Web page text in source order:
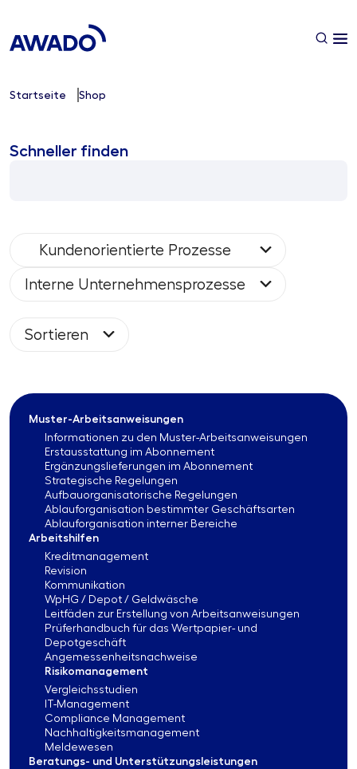
Startseite Shop
Schneller finden
Kundenorientierte Prozesse
Interne Unternehmensprozesse
Sortieren
Muster-Arbeitsanweisungen
Informationen zu den Muster-Arbeitsanweisungen
Erstausstattung im Abonnement
Ergänzungslieferungen im Abonnement
Strategische Regelungen
Aufbauorganisatorische Regelungen
Ablauforganisation bestimmter Geschäftsarten
Ablauforganisation interner Bereiche
Arbeitshilfen
Kreditmanagement
Revision
Kommunikation
WpHG / Depot / Geldwäsche
Leitfäden zur Erstellung von Arbeitsanweisungen
Prüferhandbuch für das Wertpapier- und
Depotgeschäft
Angemessenheitsnachweise
Risikomanagement
Vergleichsstudien
IT-Management
Compliance Management
Nachhaltigkeitsmanagement
Meldewesen
Beratungs- und Unterstützungsleistungen